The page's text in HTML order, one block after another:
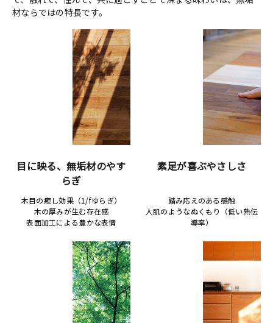
材ならではの特長です。
目に映る、無垢材のやす
らぎ
木目の癒し効果（1/fゆらぎ）
木の厚みが生む存在感
表面加工による豊かな表情
素足が喜ぶやさしさ
踏み応えのある感触
人肌のようなぬくもり（低い熱伝
導率）